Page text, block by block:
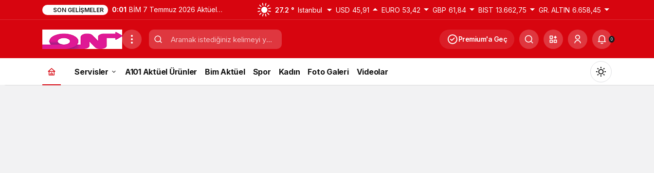
SON GELIŞMELER 0:01 BİM 7 Temmuz 2026 Aktüel
Ürünler Kataloğu | Bu Hafta
İndirimde Olan Ürünler
27.2 ° Istanbul USD 45,91 EURO 53,42 GBP 61,84 BIST 13.662,75 GR. ALTIN 6.658,45
Premium'a Geç 0
Servisler A101 Aktüel Ürünler Bim Aktüel Spor Kadın Foto Galeri Videolar